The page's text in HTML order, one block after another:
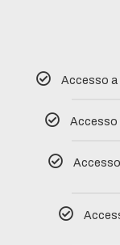
Accesso a
Accesso